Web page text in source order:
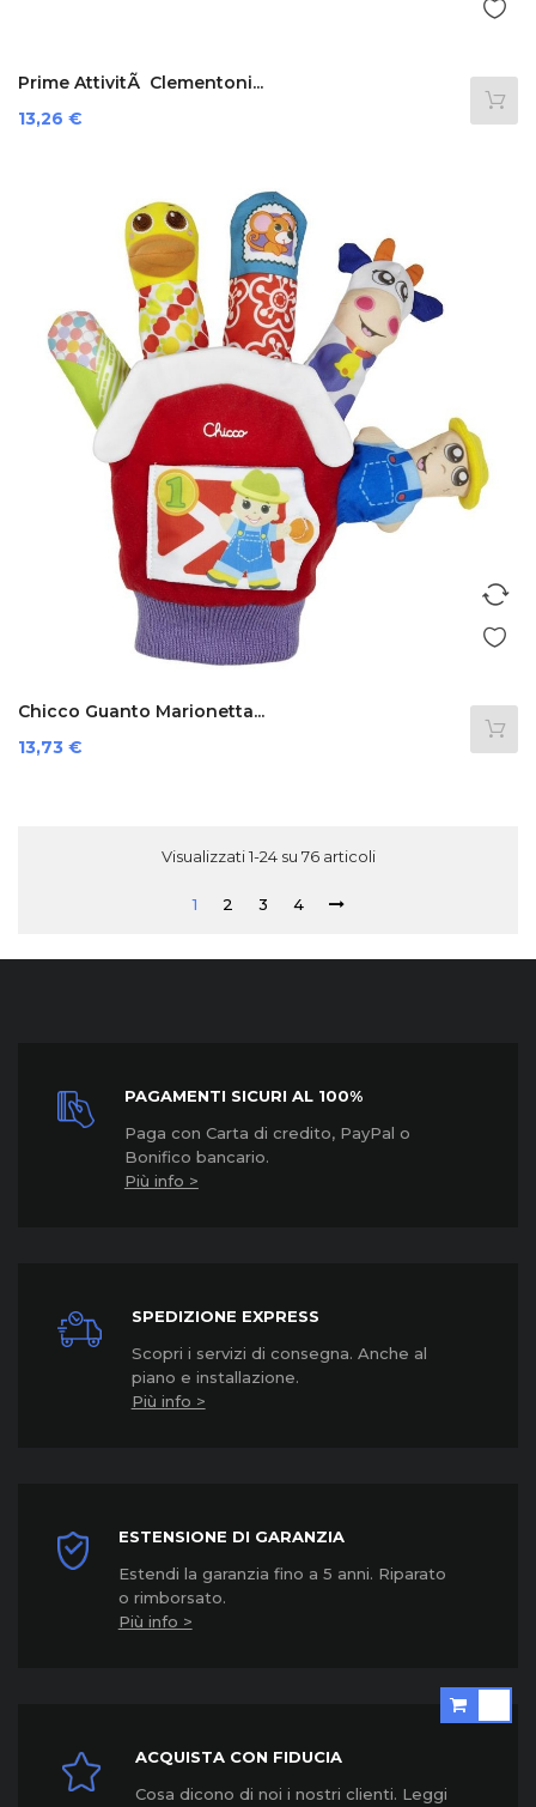
Prime AttivitÃ Clementoni...
Prezzo
13,26 €
Chicco Guanto Marionetta...
Prezzo
13,73 €
Visualizzati 1-24 su 76 articoli
1 2 3 4
PAGAMENTI SICURI AL 100%
Paga con Carta di credito, PayPal o
Bonifico bancario.
Più info >
SPEDIZIONE EXPRESS
Scopri i servizi di consegna. Anche al
piano e installazione.
Più info >
ESTENSIONE DI GARANZIA
Estendi la garanzia fino a 5 anni. Riparato
o rimborsato.
Più info >
ACQUISTA CON FIDUCIA
Cosa dicono di noi i nostri clienti. Leggi